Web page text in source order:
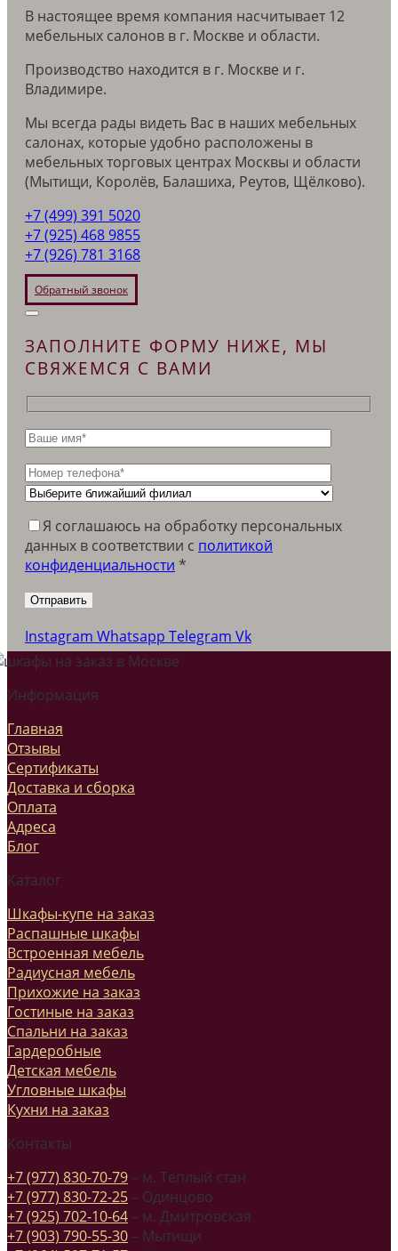
В настоящее время компания насчитывает 12
мебельных салонов в г. Москве и области.
Производство находится в г. Москве и г.
Владимире.
Мы всегда рады видеть Вас в наших мебельных
салонах, которые удобно расположены в
мебельных торговых центрах Москвы и области
(Мытищи, Королёв, Балашиха, Реутов, Щёлково).
+7 (499) 391 5020
+7 (925) 468 9855
+7 (926) 781 3168
Обратный звонок
ЗАПОЛНИТЕ ФОРМУ НИЖЕ, МЫ
СВЯЖЕМСЯ С ВАМИ
Я соглашаюсь на обработку персональных
данных в соответствии c политикой
конфиденциальности *
Instagram Whatsapp Telegram Vk
Информация
Главная
Отзывы
Сертификаты
Доставка и сборка
Оплата
Адреса
Блог
Каталог
Шкафы-купе на заказ
Распашные шкафы
Встроенная мебель
Радиусная мебель
Прихожие на заказ
Гостиные на заказ
Спальни на заказ
Гардеробные
Детская мебель
Угловные шкафы
Кухни на заказ
Контакты
+7 (977) 830-70-79 – м. Теплый стан
+7 (977) 830-72-25 – Одинцово
+7 (925) 702-10-64 – м. Дмитровская
+7 (903) 790-55-30 – Мытищи